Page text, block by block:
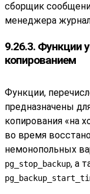
сборщик
менеджера
9.26.3. Функции
копированием
Функции,
предназначены
копирования «на
во время
немонопольных
pg_stop_backup, а